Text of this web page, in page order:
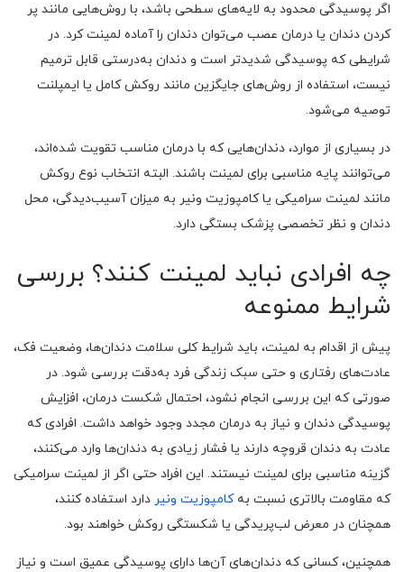
اگر پوسیدگی محدود به لایه‌های سطحی باشد، با روش‌هایی مانند پر
کردن دندان یا درمان عصب می‌توان دندان را آماده لمینت کرد. در
شرایطی که پوسیدگی شدیدتر است و دندان به‌درستی قابل ترمیم
نیست، استفاده از روش‌های جایگزین مانند روکش کامل یا ایمپلنت
توصیه می‌شود.
در بسیاری از موارد، دندان‌هایی که با درمان مناسب تقویت شده‌اند،
می‌توانند پایه مناسبی برای لمینت باشند. البته انتخاب نوع روکش
مانند لمینت سرامیکی یا کامپوزیت ونیر به میزان آسیب‌دیدگی، محل
دندان و نظر تخصصی پزشک بستگی دارد.
چه افرادی نباید لمینت کنند؟ بررسی
شرایط ممنوعه
پیش از اقدام به لمینت، باید شرایط کلی سلامت دندان‌ها، وضعیت فک،
عادت‌های رفتاری و حتی سبک زندگی فرد به‌دقت بررسی شود. در
صورتی که این بررسی انجام نشود، احتمال شکست درمان، افزایش
پوسیدگی دندان و نیاز به درمان مجدد وجود خواهد داشت. افرادی که
عادت به دندان قروچه دارند یا فشار زیادی به دندان‌ها وارد می‌کنند،
گزینه مناسبی برای لمینت نیستند. این افراد حتی اگر از لمینت سرامیکی
که مقاومت بالاتری نسبت بهکامپوزیت ونیر دارد استفاده کنند،
همچنان در معرض لب‌پریدگی یا شکستگی روکش خواهند بود.
همچنین، کسانی که دندان‌های آن‌ها دارای پوسیدگی عمیق است و نیاز